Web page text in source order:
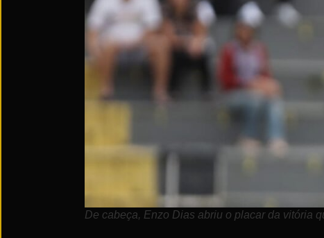
De cabeça, Enzo Dias abriu o placar da vitória